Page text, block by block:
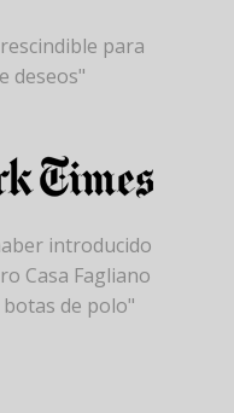
para
deseos"
introducido
Casa Fagliano
de polo"